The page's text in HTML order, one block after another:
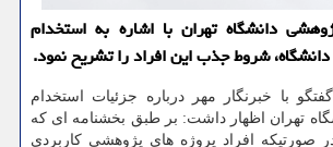
دانشگاه تهران با اشاره به استخدام
شروط جذب این افراد را تشریح نمود.
با خبرنگار مهر درباره جزئیات استخدام
تهران اظهار داشت: بر طبق بخشنامه ای كه
در صورتیكه افراد پروژه های پژوهشی كاربردی